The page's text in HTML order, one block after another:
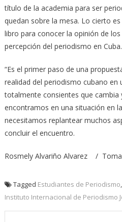
título de la academia para ser
quedan sobre la mesa. Lo cierto
libro para conocer la opinión de
percepción del periodismo en Cuba.
“Es el primer paso de una
realidad del periodismo cubano
totalmente consientes que cambia
encontramos en una situación en
necesitamos replantear muchos
concluir el encuentro.
Rosmely Alvariño Alvarez /
Tagged Estudiantes de Periodismo,
Instituto Internacional de Periodismo